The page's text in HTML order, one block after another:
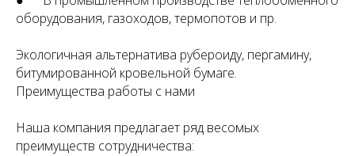
оборудования, газоходов, термопотов и пр.
Экологичная альтернатива рубероиду, пергамину,
битумированной кровельной бумаге.
Преимущества работы с нами
Наша компания предлагает ряд весомых
преимуществ сотрудничества: